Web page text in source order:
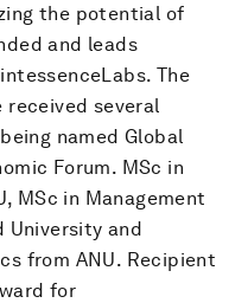
the potential of
and leads
The
received several
named Global
Forum. MSc in
MSc in Management
University and
from ANU. Recipient
for